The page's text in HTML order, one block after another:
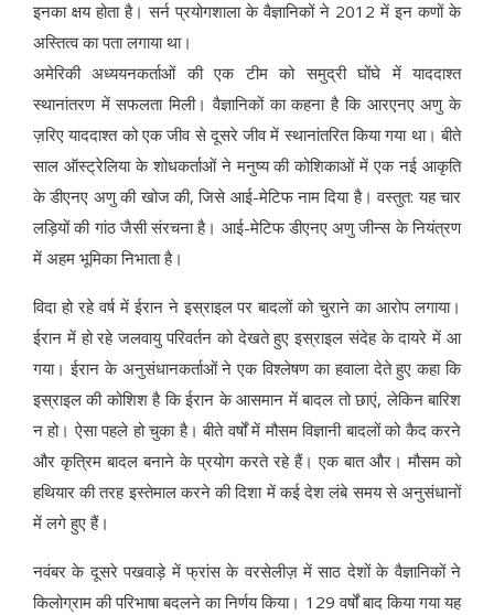
इनका क्षय होता है। सर्न प्रयोगशाला के वैज्ञानिकों ने 2012 में इन कणों के
अस्तित्व का पता लगाया था।
अमेरिकी अध्ययनकर्ताओं की एक टीम को समुद्री घोंघे में याददाश्त
स्थानांतरण में सफलता मिली। वैज्ञानिकों का कहना है कि आरएनए अणु के
ज़रिए याददाश्त को एक जीव से दूसरे जीव में स्थानांतरित किया गया था। बीते
साल ऑस्ट्रेलिया के शोधकर्ताओं ने मनुष्य की कोशिकाओं में एक नई आकृति
के डीएनए अणु की खोज की, जिसे आई-मेटिफ नाम दिया है। वस्तुत: यह चार
लड़ियों की गांठ जैसी संरचना है। आई-मेटिफ डीएनए अणु जीन्स के नियंत्रण
में अहम भूमिका निभाता है।
विदा हो रहे वर्ष में ईरान ने इस्राइल पर बादलों को चुराने का आरोप लगाया।
ईरान में हो रहे जलवायु परिवर्तन को देखते हुए इस्राइल संदेह के दायरे में आ
गया। ईरान के अनुसंधानकर्ताओं ने एक विश्लेषण का हवाला देते हुए कहा कि
इस्राइल की कोशिश है कि ईरान के आसमान में बादल तो छाएं, लेकिन बारिश
न हो। ऐसा पहले हो चुका है। बीते वर्षों में मौसम विज्ञानी बादलों को कैद करने
और कृत्रिम बादल बनाने के प्रयोग करते रहे हैं। एक बात और। मौसम को
हथियार की तरह इस्तेमाल करने की दिशा में कई देश लंबे समय से अनुसंधानों
में लगे हुए हैं।
नवंबर के दूसरे पखवाड़े में फ्रांस के वरसेलीज़ में साठ देशों के वैज्ञानिकों ने
किलोग्राम की परिभाषा बदलने का निर्णय किया। 129 वर्षों बाद किया गया यह